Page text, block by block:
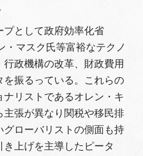
として政府効率化省
・マスク氏等富裕なテクノ
行政機構の改革、財政費用
振るっている。これらの
リストであるオレン・キ
主張が異なり関税や移民排
グローバリストの側面も持
上げを主導したピータ